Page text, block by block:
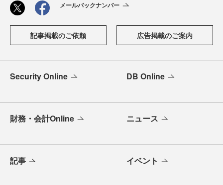
メールバックナンバー
記事掲載のご依頼 広告掲載のご案内
Security Online DB Online
財務・会計Online ニュース
記事 イベント